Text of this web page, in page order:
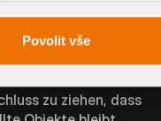
Povolit vše
und
auf lizenzfreie
und ggf. durch
zu ziehen, dass